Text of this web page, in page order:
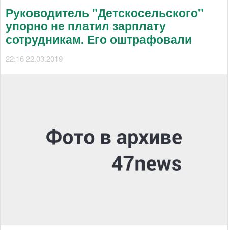
Руководитель "Детскосельского"
упорно не платил зарплату
сотрудникам. Его оштрафовали
22:16 22.03.2019